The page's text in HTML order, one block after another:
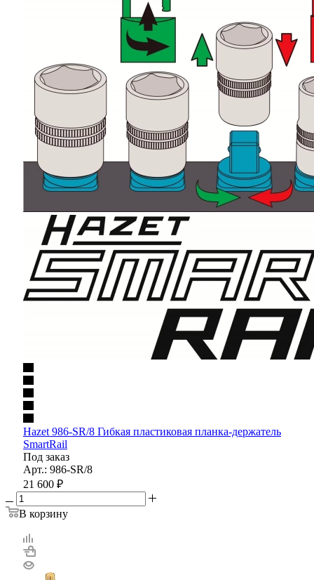
Hazet 986-SR/8 Гибкая пластиковая планка-держатель
SmartRail
Под заказ
Арт.: 986-SR/8
21 600 ₽
В корзину